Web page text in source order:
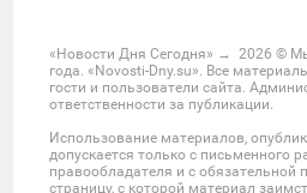
Мнения
Общество
Власть
Мир Россия
Ростов-на-Дону
Нижний
Омск
Красноярск
«Новости Дня Сегодня» →2026 ©
года. «Novosti-Dny.su». Все
гости и пользователи сайта.
ответственности за публикации.
Использование материалов,
допускается только с письменного
правообладателя и с обязательной
страницу, с которой материал